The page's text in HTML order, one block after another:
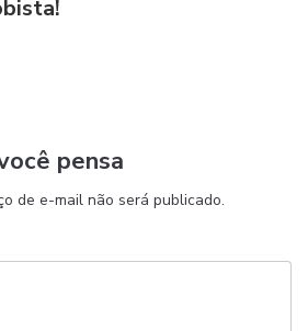
pensa
de e-mail não será publicado.